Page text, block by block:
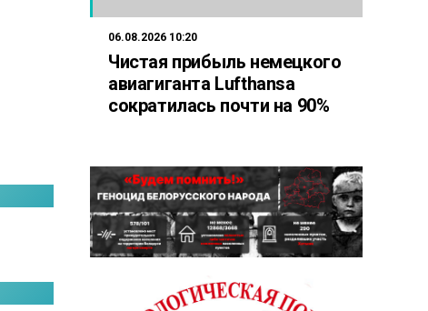
06.08.2026 10:20
Чистая прибыль немецкого
авиагиганта Lufthansa
сократилась почти на 90%